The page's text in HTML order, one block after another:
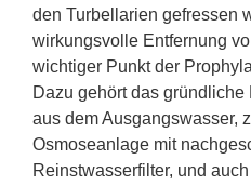
den Turbellarien gefressen
wirkungsvolle Entfernung
wichtiger Punkt der
Dazu gehört das
aus dem Ausgangswasser,
Osmoseanlage mit
Reinstwasserfilter, und